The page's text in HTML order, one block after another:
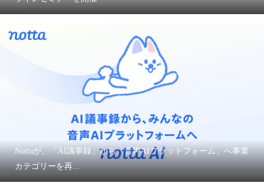
Nottaが、「AI議事録」から「音声AIプラットフォーム」へ事業
カテゴリーを再...